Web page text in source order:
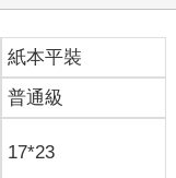
紙本平裝
普通級
17*23